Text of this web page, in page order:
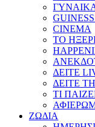
ΓΥΝΑΙΚΑ
CINEMA
ΤΟ
ΔΕΙΤΕ
ΔΕΙΤΕ
ΤΙ
ΖΩΔΙΑ